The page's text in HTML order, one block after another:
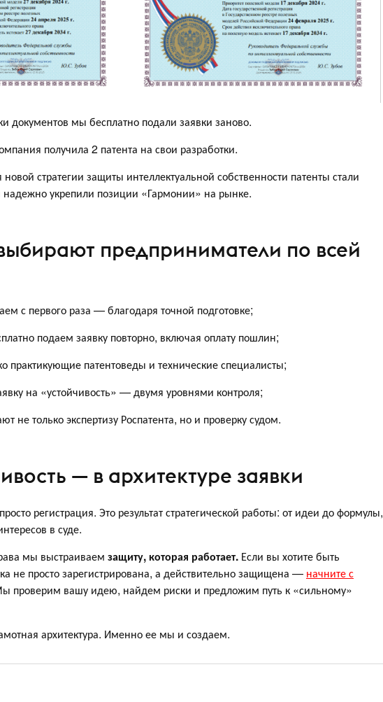
документов мы бесплатно подали заявки заново.
получила 2 патента на свои разработки.
стратегии защиты интеллектуальной собственности патенты стали
укрепили позиции «Гармонии» на рынке.
предприниматели по всей
с первого раза — благодаря точной подготовке;
подаем заявку повторно, включая оплату пошлин;
практикующие патентоведы и технические специалисты;
на «устойчивость» — двумя уровнями контроля;
не только экспертизу Роспатента, но и проверку судом.
— в архитектуре заявки
регистрация. Это результат стратегической работы: от идеи до формулы,
в суде.
мы выстраиваем защиту, которая работает. Если вы хотите быть
не просто зарегистрирована, а действительно защищена — начните с
проверим вашу идею, найдем риски и предложим путь к «сильному»
архитектура. Именно ее мы и создаем.